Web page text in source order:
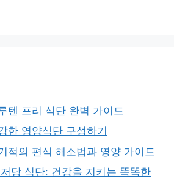
텐 프리 식단 완벽 가이드
한 영양식단 구성하기
적의 편식 해소법과 영양 가이드
당 식단: 건강을 지키는 똑똑한